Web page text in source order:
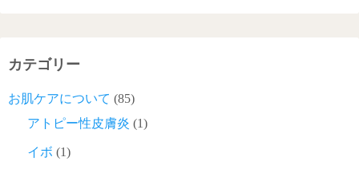
カテゴリー
お肌ケアについて (85)
アトピー性皮膚炎 (1)
イボ (1)